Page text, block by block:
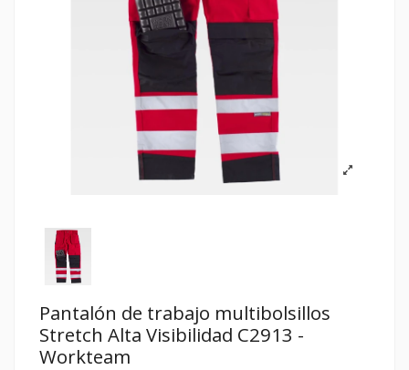
Pantalón de trabajo multibolsillos
Stretch Alta Visibilidad C2913 -
Workteam